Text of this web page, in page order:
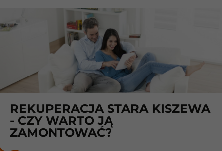
REKUPERACJA STARA KISZEWA
- CZY WARTO JĄ
ZAMONTOWAĆ?